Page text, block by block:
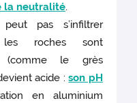
la neutralité.
pas s’infiltrer
roches sont
(comme le grès
acide :son pH
en aluminium